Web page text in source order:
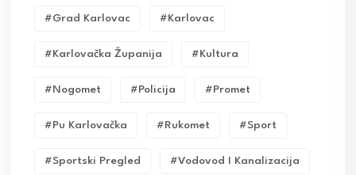
#grad Karlovac #karlovac
#karlovačka Županija #kultura
#nogomet #policija #promet
#pu Karlovačka #rukomet #sport
#sportski Pregled #vodovod I Kanalizacija